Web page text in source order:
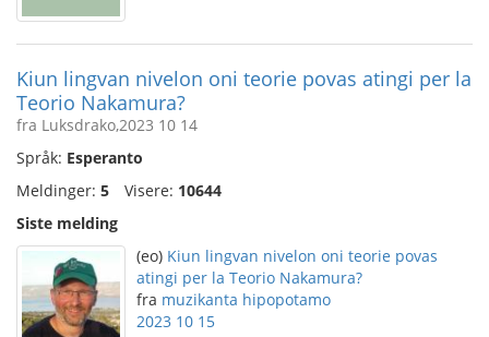
Kiun lingvan nivelon oni teorie povas atingi per la
Teorio Nakamura?
fra Luksdrako,2023 10 14
Språk: Esperanto
Meldinger: 5 Visere: 10644
Siste melding
(eo) Kiun lingvan nivelon oni teorie povas
atingi per la Teorio Nakamura?
fra muzikanta hipopotamo
2023 10 15